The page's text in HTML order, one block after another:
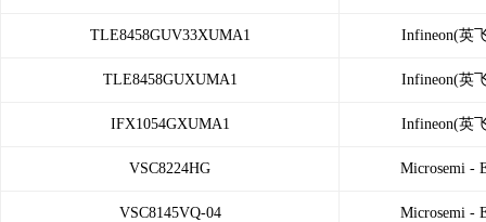
TLE8458GUV33XUMA1 Infineon(英
TLE8458GUXUMA1 Infineon(英
IFX1054GXUMA1 Infineon(英
VSC8224HG Microsemi -
VSC8145VQ-04 Microsemi -